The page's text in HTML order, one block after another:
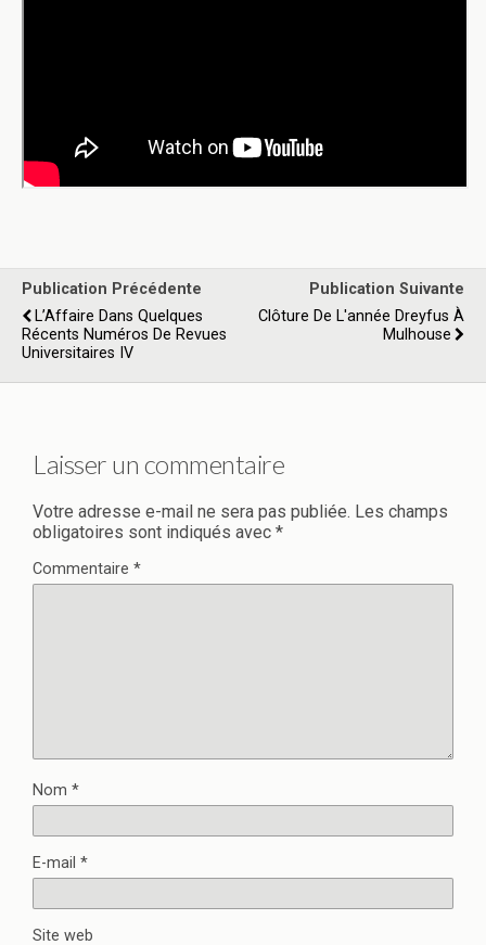
Publication Précédente
L’Affaire Dans Quelques
Récents Numéros De Revues
Universitaires IV
Publication Suivante
Clôture De L'année Dreyfus À
Mulhouse
Laisser un commentaire
Votre adresse e-mail ne sera pas publiée. Les champs
obligatoires sont indiqués avec *
Commentaire *
Nom *
E-mail *
Site web